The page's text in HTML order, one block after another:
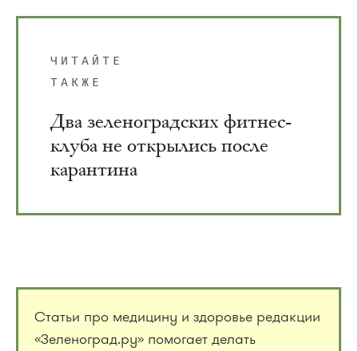
ЧИТАЙТЕ
ТАКЖЕ
Два зеленоградских фитнес-
клуба не открылись после
карантина
Статьи про медицину и здоровье редакции
«Зеленоград.ру» помогает делать